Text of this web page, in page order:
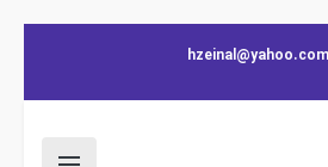
hzeinal@yahoo.com